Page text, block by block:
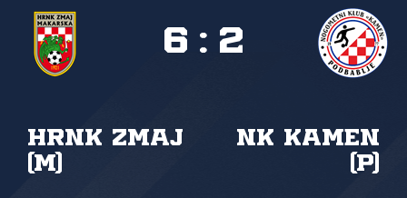
HRNK Zmaj
(M)
NK Kamen
(P)
6 : 2